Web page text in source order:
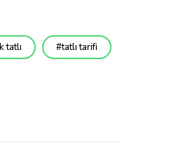
tatlı tatlı tarifi